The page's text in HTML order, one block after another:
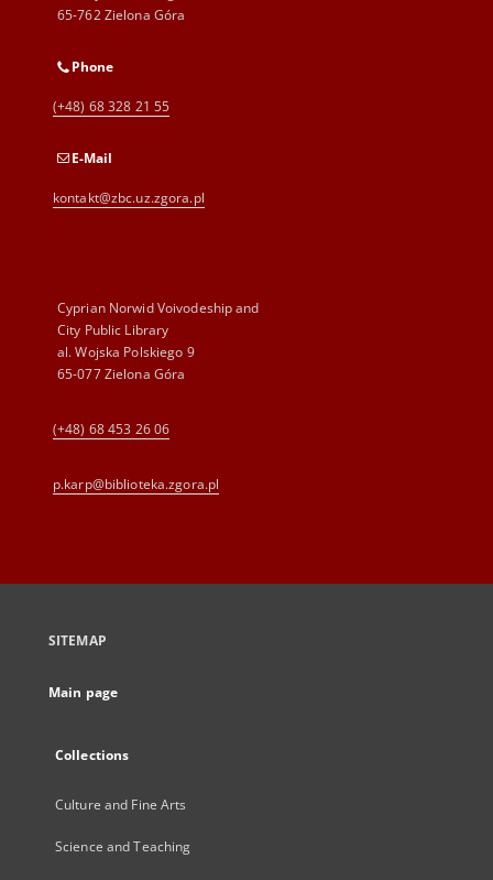
65-762 Zielona Góra
Phone
(+48) 68 328 21 55
E-Mail
kontakt@zbc.uz.zgora.pl
Cyprian Norwid Voivodeship and
City Public Library
al. Wojska Polskiego 9
65-077 Zielona Góra
(+48) 68 453 26 06
p.karp@biblioteka.zgora.pl
SITEMAP
Main page
Collections
Culture and Fine Arts
Science and Teaching